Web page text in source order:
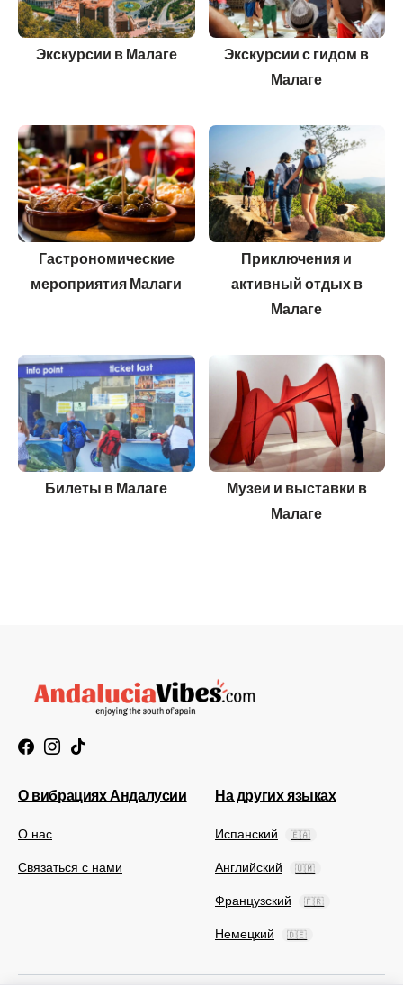
Экскурсии в Малаге
Экскурсии с гидом в
Малаге
Гастрономические
мероприятия Малаги
Приключения и
активный отдых в
Малаге
Билеты в Малаге
Музеи и выставки в
Малаге
О вибрациях Андалусии
О нас
Связаться с нами
На других языках
Испанский 🇪🇦
Английский 🇺🇲
Французский 🇫🇷
Немецкий 🇩🇪